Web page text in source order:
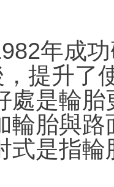
年成
提升了
處是輪
輪胎與
式是指